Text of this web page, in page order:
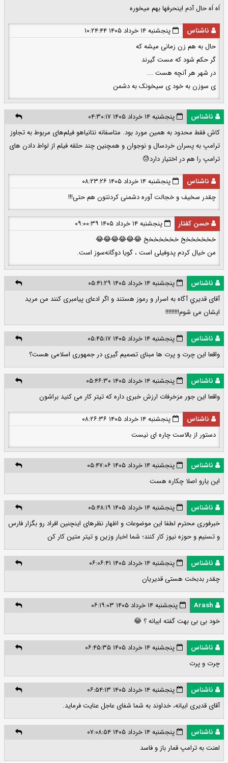
اَه اَه حال آدم اینحرفها بهم میخوره
ناشناس
پنجشنبه ۱۴ خرداد ۱۴۰۵ ۱۰:۲۴:۴۴
حال به هم زن زمانی میشه که
گر حکم شود که مست گیرند
در شهر هر آنچه هست ...
ی سوزن به خود ی سیخونک به دشمن
ناشناس
پنجشنبه ۱۴ خرداد ۱۴۰۵ ۰۴:۳۰:۱۷
کاش فقط محدود به همین مورد بود. متاسفانه نتانیاهو فیلم‌های مربوط به تجاوز
ترامپ به پسران خردسال و نوجوان و همچنین چند حلقه فیلم از لواط دادن های
ترامپ را هم در اختیار دارد😓
ناشناس
پنجشنبه ۱۴ خرداد ۱۴۰۵ ۰۸:۲۳:۲۶
چقدر سخیف و خجالت آوره دشمنی کردنتون هم حتی!!!
حسن کفتار
پنجشنبه ۱۴ خرداد ۱۴۰۵ ۰۹:۰۰:۳۹
خخخخخخخ خخخخخخخ 😂😂😂😂😂😂
من خیال کردم پدوفیلی است ، گویا دوگانه‌سوز است.
ناشناس
پنجشنبه ۱۴ خرداد ۱۴۰۵ ۰۵:۴۱:۲۹
آقای قديري آگاه به اسرار و رموز هستند و اگر ادعای پیامبری کنند من مرید
ایشان می شوم!!!!!!!!!
ناشناس
پنجشنبه ۱۴ خرداد ۱۴۰۵ ۰۵:۴۵:۱۷
واقعا این چرت و پرت ها مبنای تصمیم گیری در جمهوری اسلامی هست؟
ناشناس
پنجشنبه ۱۴ خرداد ۱۴۰۵ ۰۵:۴۶:۳۰
واقعا این جور مزخرفات ارزش خبری داره که تیتر کار می کنید براشون
ناشناس
پنجشنبه ۱۴ خرداد ۱۴۰۵ ۰۸:۲۶:۳۶
دستور از بالاست چاره ای نیست
ناشناس
پنجشنبه ۱۴ خرداد ۱۴۰۵ ۰۵:۴۷:۰۶
این یارو اصلا چکاره هست
ناشناس
پنجشنبه ۱۴ خرداد ۱۴۰۵ ۰۵:۴۸:۱۹
خبرفوری محترم لطفا این موضوعات و اظهار نظرهای اینچنین افراد رو بگزار فارس
و تسنیم و حوزه نیوز کار کنند؛ شما اخبار وزین و تیتر متین کار کن
ناشناس
پنجشنبه ۱۴ خرداد ۱۴۰۵ ۰۶:۰۶:۴۱
چقدر بدبخت هستی قدیریان
پنجشنبه ۱۴ خرداد ۱۴۰۵ ۰۶:۱۹:۰۳
خود بی بی بهت گفته ابیانه ؟ 😂
ناشناس
پنجشنبه ۱۴ خرداد ۱۴۰۵ ۰۶:۴۵:۳۵
چرت و پرت
ناشناس
پنجشنبه ۱۴ خرداد ۱۴۰۵ ۰۶:۵۴:۱۳
آقای قدیری ابیانه، خداوند به شما شفای عاجل عنایت فرماید.
ناشناس
پنجشنبه ۱۴ خرداد ۱۴۰۵ ۰۷:۰۸:۵۴
لعنت به ترامپ قمار باز و فاسد